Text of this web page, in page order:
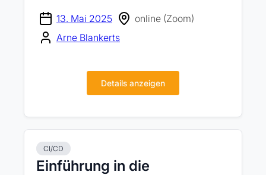
13. Mai 2025
online (Zoom)
Arne Blankerts
Details anzeigen
CI/CD
Einführung in die